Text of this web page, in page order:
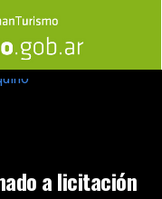
a licitación